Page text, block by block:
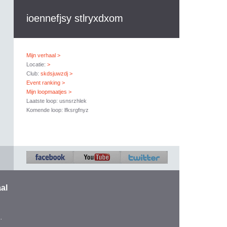
ioennefjsy stlryxdxom
Mijn verhaal >
Locatie: >
Club: skdsjuwzdj >
Event ranking >
Mijn loopmaatjes >
Laatste loop: usnsrzhlek
Komende loop: lfksrgfnyz